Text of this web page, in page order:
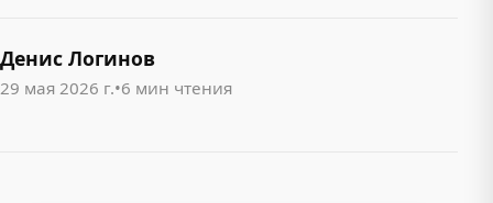
Денис Логинов
29 мая 2026 г.•6 мин чтения